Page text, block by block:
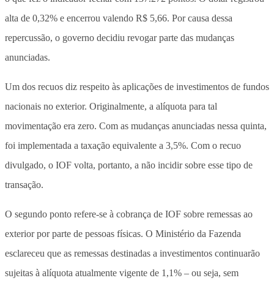
alta de 0,32% e encerrou valendo R$ 5,66. Por causa dessa
repercussão, o governo decidiu revogar parte das mudanças
anunciadas.
Um dos recuos diz respeito às aplicações de investimentos de fundos
nacionais no exterior. Originalmente, a alíquota para tal
movimentação era zero. Com as mudanças anunciadas nessa quinta,
foi implementada a taxação equivalente a 3,5%. Com o recuo
divulgado, o IOF volta, portanto, a não incidir sobre esse tipo de
transação.
O segundo ponto refere-se à cobrança de IOF sobre remessas ao
exterior por parte de pessoas físicas. O Ministério da Fazenda
esclareceu que as remessas destinadas a investimentos continuarão
sujeitas à alíquota atualmente vigente de 1,1% – ou seja, sem